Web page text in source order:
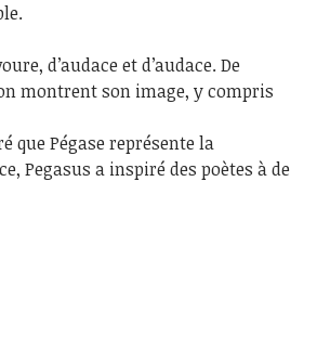
d’audace et d’audace. De
montrent son image, y compris
que Pégase représente la
Pegasus a inspiré des poètes à de